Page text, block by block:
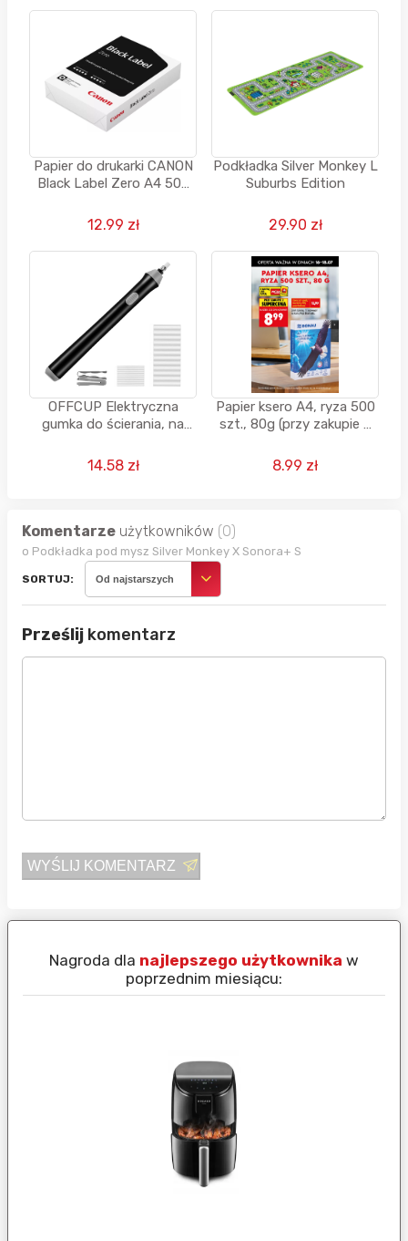
Papier do drukarki CANON
Black Label Zero A4 500
12.99 zł
Podkładka Silver Monkey L
Suburbs Edition
29.90 zł
OFFCUP Elektryczna
gumka do ścierania, na
2,5 mm i 12 sztuk 5 mm
14.58 zł
Papier ksero A4, ryza 500
szt., 80g (przy zakupie 2
8.99 zł
Komentarze użytkowników (0)
o Podkładka pod mysz Silver Monkey X Sonora+ S
SORTUJ: Od najstarszych
Prześlij komentarz
WYŚLIJ KOMENTARZ
Nagroda dla najlepszego użytkownika w
poprzednim miesiącu: